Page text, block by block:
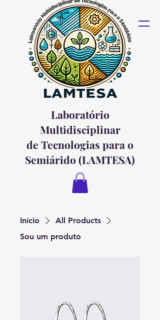
Laboratório
Multidisciplinar
de Tecnologias para o
Semiárido (LAMTESA)
Início
All Products
Sou um produto